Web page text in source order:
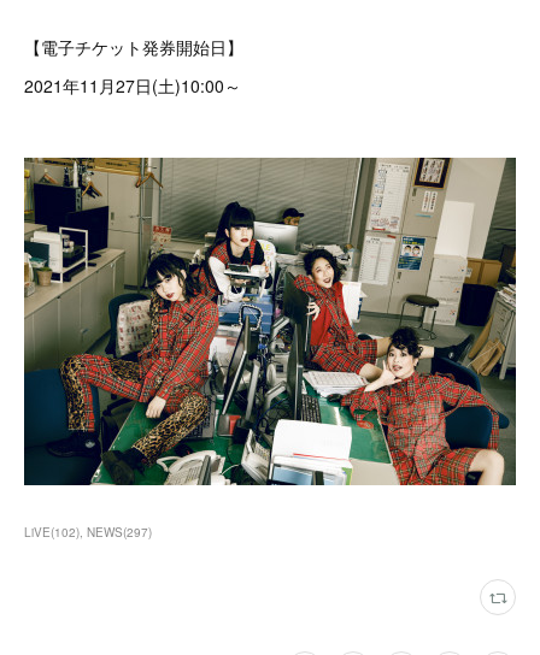
【電子チケット発券開始日】
2021年11月27日(土)10:00～
LiVE(102) NEWS(297)